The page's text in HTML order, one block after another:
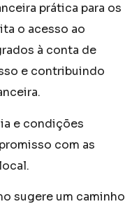
prática para os
o acesso ao
à conta de
e contribuindo
e condições
com as
sugere um caminho